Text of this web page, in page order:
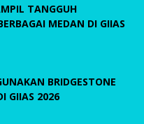
TANGGUH
MEDAN DI GIIAS
BRIDGESTONE
GIIAS 2026